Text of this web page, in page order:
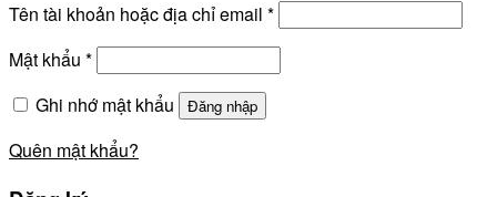
Tên tài khoản hoặc địa chỉ email *
Mật khẩu *
Ghi nhớ mật khẩu
Đăng nhập
Quên mật khẩu?